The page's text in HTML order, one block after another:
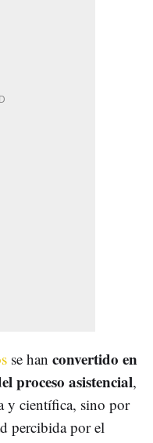
se han convertido en
proceso asistencial,
y científica, sino por
percibida por el